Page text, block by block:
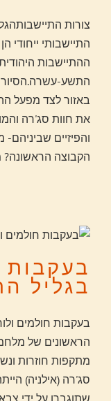
צורות
התיישבותי ייחודי
ההתיישבות
התשע-
באזור לצד מפעל
את חוות סג'רה
והפיזיים
הקבוצה הראשונה?
בעקבות
בגליל
בעקבות חולמים
הראשונים של
מתקפות חוזרות
סג'רה (אילניה)
שתוגברו על ידי